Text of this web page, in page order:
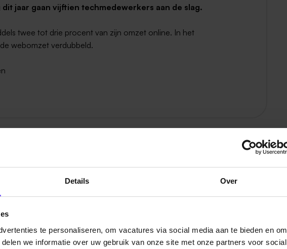
Details Over
te personaliseren, om vacatures via social media aan te bieden en om
we informatie over uw gebruik van onze site met onze partners voor social
dit jaar gaan vijftien techmedewerkers aan de slag.
twee tot drie procent van zijn omzet online. In het
webomzet verdubbeld.